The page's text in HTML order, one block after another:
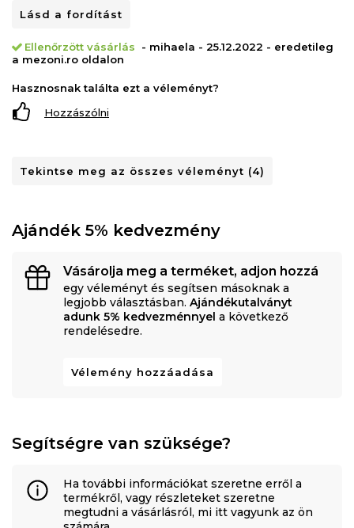
Lásd a fordítást
Ellenőrzött vásárlás
- mihaela - 25.12.2022 - eredetileg
a mezoni.ro oldalon
Hasznosnak találta ezt a véleményt?
Hozzászólni
Tekintse meg az összes véleményt (4)
Ajándék 5% kedvezmény
Vásárolja meg a terméket, adjon hozzá
egy véleményt és segítsen másoknak a
legjobb választásban. Ajándékutalványt
adunk 5% kedvezménnyel a következő
rendelésedre.
Vélemény hozzáadása
Segítségre van szüksége?
Ha további információkat szeretne erről a
termékről, vagy részleteket szeretne
megtudni a vásárlásról, mi itt vagyunk az ön